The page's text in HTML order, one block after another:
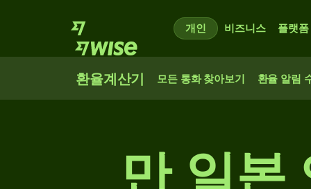
개인 비즈니스 플랫폼
환율계산기 모든 통화 찾아보기 환율 알림
만 일